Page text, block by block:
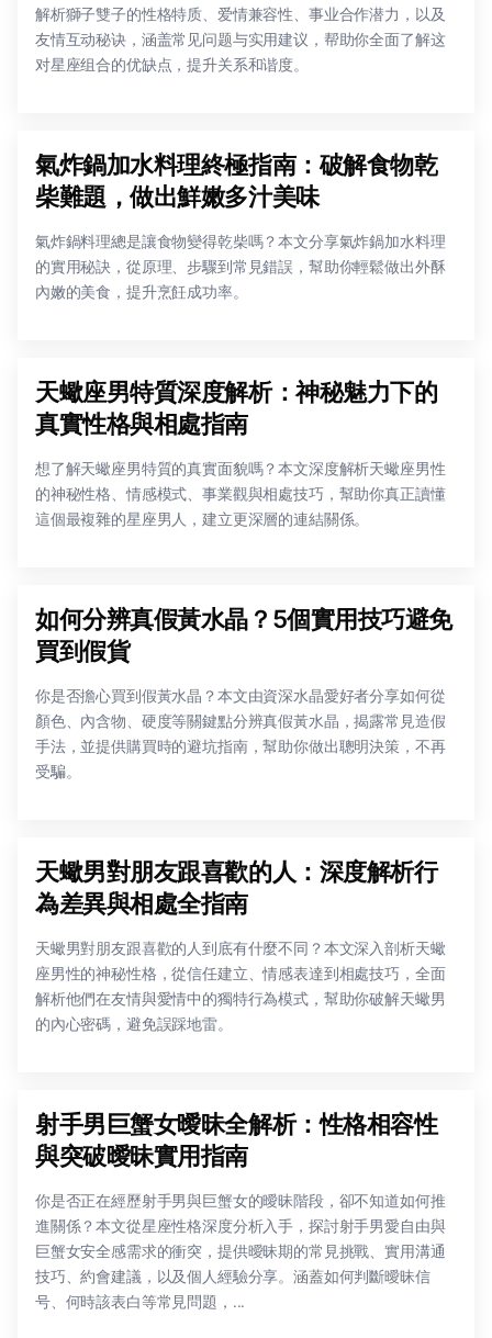
解析獅子雙子的性格特质、爱情兼容性、事业合作潜力，以及
友情互动秘诀，涵盖常见问题与实用建议，帮助你全面了解这
对星座组合的优缺点，提升关系和谐度。
氣炸鍋加水料理終極指南：破解食物乾
柴難題，做出鮮嫩多汁美味
氣炸鍋料理總是讓食物變得乾柴嗎？本文分享氣炸鍋加水料理
的實用秘訣，從原理、步驟到常見錯誤，幫助你輕鬆做出外酥
內嫩的美食，提升烹飪成功率。
天蠍座男特質深度解析：神秘魅力下的
真實性格與相處指南
想了解天蠍座男特質的真實面貌嗎？本文深度解析天蠍座男性
的神秘性格、情感模式、事業觀與相處技巧，幫助你真正讀懂
這個最複雜的星座男人，建立更深層的連結關係。
如何分辨真假黃水晶？5個實用技巧避免
買到假貨
你是否擔心買到假黃水晶？本文由資深水晶愛好者分享如何從
顏色、內含物、硬度等關鍵點分辨真假黃水晶，揭露常見造假
手法，並提供購買時的避坑指南，幫助你做出聰明決策，不再
受騙。
天蠍男對朋友跟喜歡的人：深度解析行
為差異與相處全指南
天蠍男對朋友跟喜歡的人到底有什麼不同？本文深入剖析天蠍
座男性的神秘性格，從信任建立、情感表達到相處技巧，全面
解析他們在友情與愛情中的獨特行為模式，幫助你破解天蠍男
的內心密碼，避免誤踩地雷。
射手男巨蟹女曖昧全解析：性格相容性
與突破曖昧實用指南
你是否正在經歷射手男與巨蟹女的曖昧階段，卻不知道如何推
進關係？本文從星座性格深度分析入手，探討射手男愛自由與
巨蟹女安全感需求的衝突，提供曖昧期的常見挑戰、實用溝通
技巧、約會建議，以及個人經驗分享。涵蓋如何判斷曖昧信
号、何時該表白等常見問題，...